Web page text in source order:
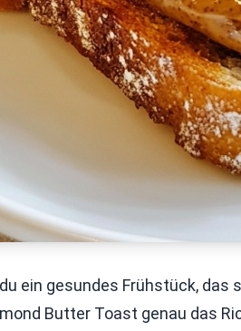
ein gesundes Frühstück, das
Butter Toast genau das